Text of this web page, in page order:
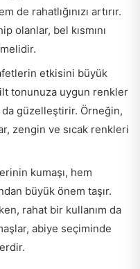
de rahatlığınızı artırır.
olanlar, bel kısmını
etkisini büyük
tonunuza uygun renkler
güzelleştirir. Örneğin,
zengin ve sıcak renkleri
kumaşı, hem
büyük önem taşır.
rahat bir kullanım da
abiye seçiminde